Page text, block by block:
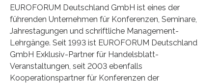
EUROFORUM Deutschland GmbH ist eines der
führenden Unternehmen für Konferenzen, Seminare,
Jahrestagungen und schriftliche Management-
Lehrgänge. Seit 1993 ist EUROFORUM Deutschland
GmbH Exklusiv-Partner für Handelsblatt-
Veranstaltungen, seit 2003 ebenfalls
Kooperationspartner für Konferenzen der